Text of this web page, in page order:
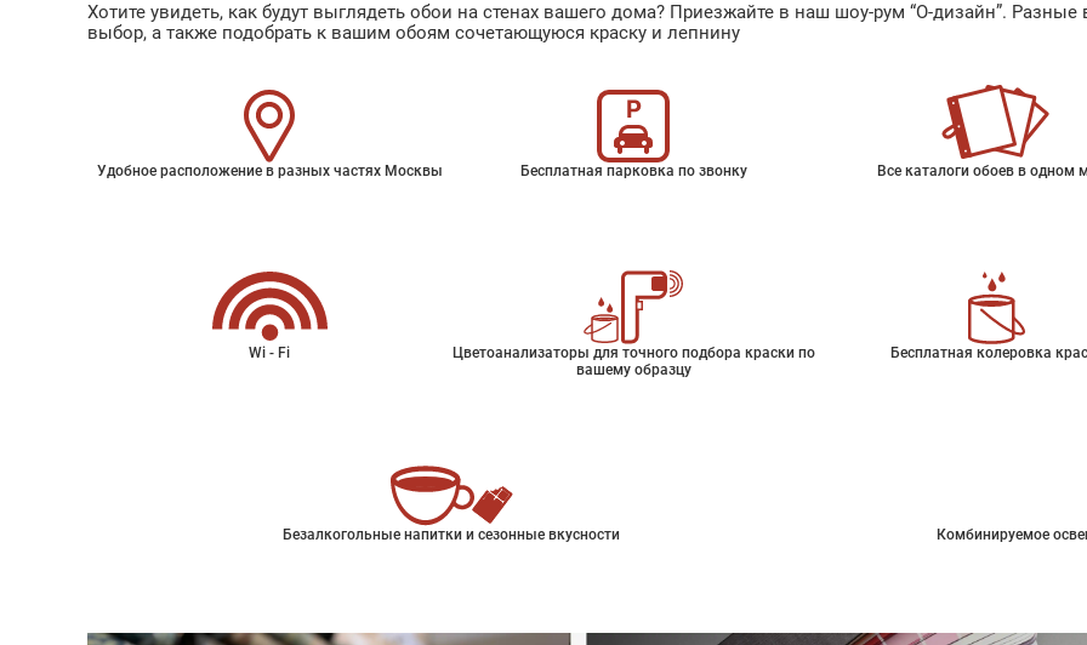
Хотите увидеть, как будут выглядеть обои на стенах вашего дома? Приезжайте в наш шоу-рум “О-дизайн”.
выбор, а также подобрать к вашим обоям сочетающуюся краску и лепнину
Удобное расположение в разных частях Москвы Бесплатная парковка по звонку Все каталоги обоев в одном
Wi - Fi
Цветоанализаторы для точного подбора краски по
вашему образцу
Бесплатная колеровка
Безалкогольные напитки и сезонные вкусности Комбинируемое